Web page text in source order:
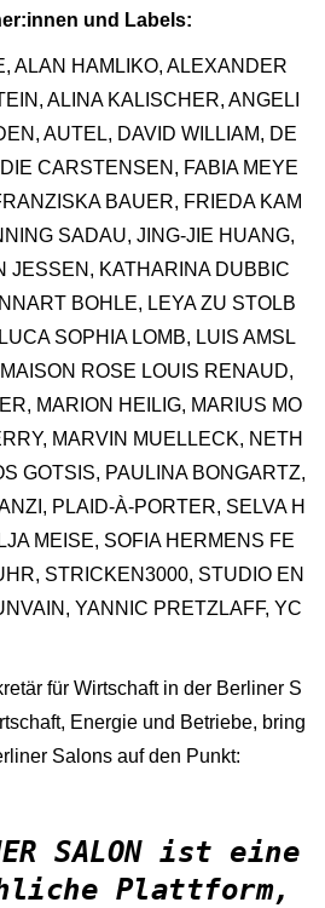
und Labels:
ALAN HAMLIKO, ALEXANDER
ALINA KALISCHER, ANGELI
AUTEL, DAVID WILLIAM, DE
CARSTENSEN, FABIA MEYE
BAUER, FRIEDA KAM
SADAU, JING-JIE HUANG,
JESSEN, KATHARINA DUBBIC
BOHLE, LEYA ZU STOLB
SOPHIA LOMB, LUIS AMSL
ROSE LOUIS RENAUD,
MARION HEILIG, MARIUS MO
MARVIN MUELLECK, NETH
GOTSIS, PAULINA BONGARTZ,
PLAID-À-PORTER, SELVA H
MEISE, SOFIA HERMENS FE
STRICKEN3000, STUDIO EN
YANNIC PRETZLAFF, YC
für Wirtschaft in der Berliner S
Energie und Betriebe, bring
Salons auf den Punkt:
SALON ist eine
Plattform,